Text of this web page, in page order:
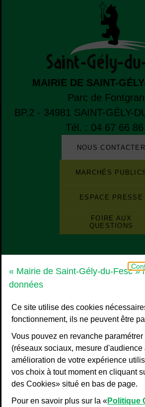
« Mairie de Saint-Gély-du-Fesc »
données
Ce site utilise des cookies
fonctionnement, ils ne peuvent être
Vous pouvez en revanche
(réseaux sociaux, mesure d'audience
amélioration de votre expérience
vos choix à tout moment en cliquant
des Cookies» situé en bas de page.
Pour en savoir plus sur la «Politique
MAIRIE DE SAINT-
Parc de
BP.2 - 34981 SAINT-GÉLY-
Tél. : 04 67 66
NOUS CONTACTER
MARCHÉS
ESPACE PRESSE
FOIRE AUX
QUESTIONS
Grand Pic Saint-
Liens bas de page
Mentions
Plan du site